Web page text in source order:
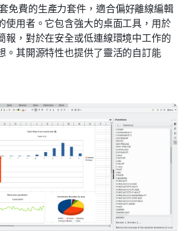
免費的生產力套件，適合偏好離線編輯
使用者。它包含強大的桌面工具，用於
報，對於在安全或低連線環境中工作的
。其開源特性也提供了靈活的自訂能